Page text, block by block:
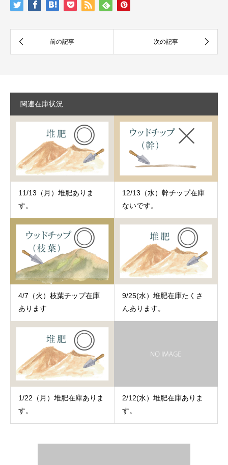
関連在庫状況
11/13（月）堆肥ありま
す。
12/13（水）幹チップ在庫
ないです。
4/7（火）枝葉チップ在庫
あります
9/25(水）堆肥在庫たくさ
んあります。
1/22（月）堆肥在庫ありま
す。
2/12(水）堆肥在庫ありま
す。